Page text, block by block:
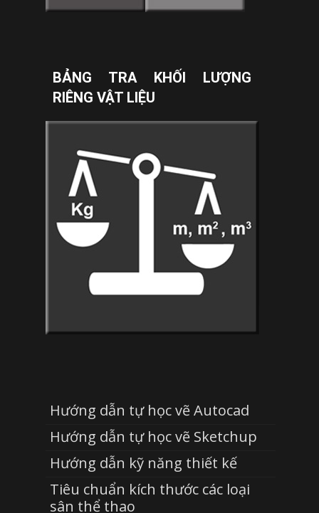
BẢNG TRA KHỐI LƯỢNG
RIÊNG VẬT LIỆU
Hướng dẫn tự học vẽ Autocad
Hướng dẫn tự học vẽ Sketchup
Hướng dẫn kỹ năng thiết kế
Tiêu chuẩn kích thước các loại
sân thể thao